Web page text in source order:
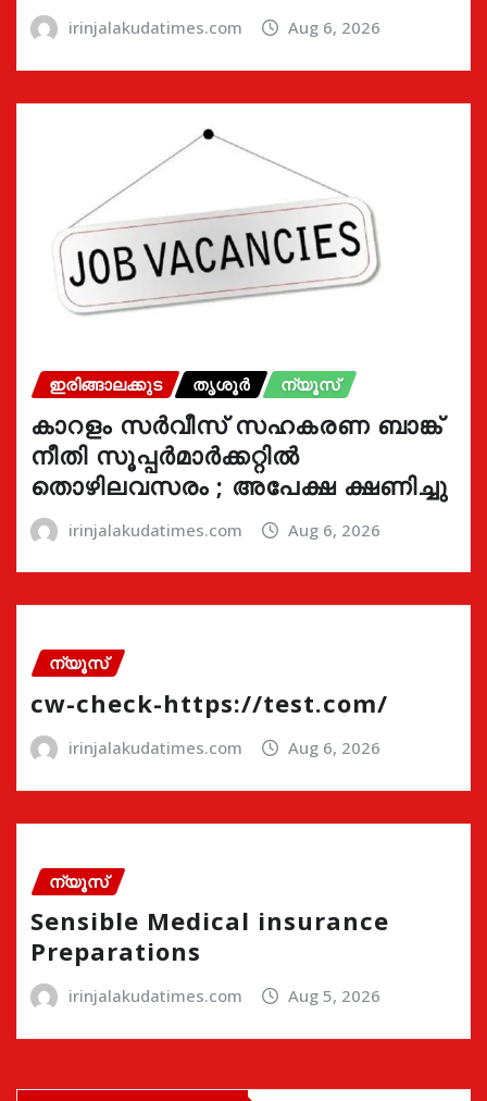
irinjalakudatimes.com Aug 6, 2026
ഇരിങ്ങാലക്കുട തൃശൂർ ന്യൂസ്
കാറളം സർവീസ് സഹകരണ ബാങ്ക്
നീതി സൂപ്പർമാർക്കറ്റിൽ
തൊഴിലവസരം ; അപേക്ഷ ക്ഷണിച്ചു
irinjalakudatimes.com Aug 6, 2026
ന്യൂസ്
cw-check-https://test.com/
irinjalakudatimes.com Aug 6, 2026
ന്യൂസ്
Sensible Medical insurance
Preparations
irinjalakudatimes.com Aug 5, 2026